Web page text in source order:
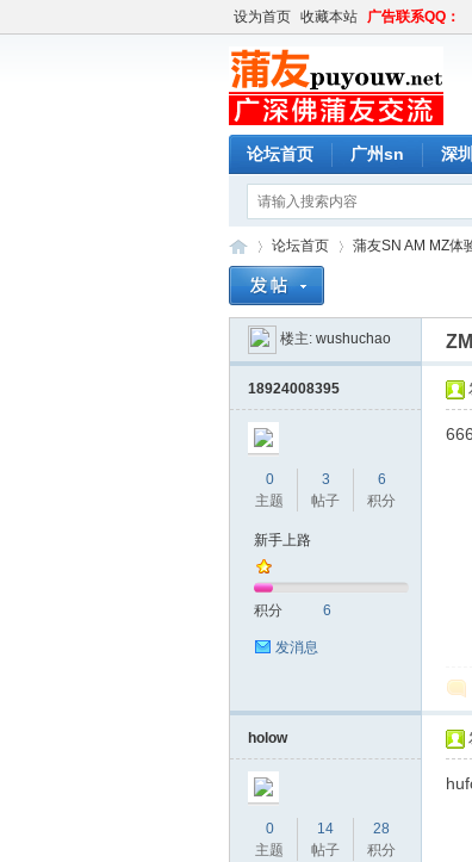
设为首页 收藏本站 广告联系QQ：
论坛首页 广州sn 深
»
论坛首页
›
蒲友SN AM MZ体
楼主: wushuchao
18924008395
0
主题
3
帖子
6
积分
新手上路
积分 6
发消息
holow
0
主题
14
帖子
28
积分